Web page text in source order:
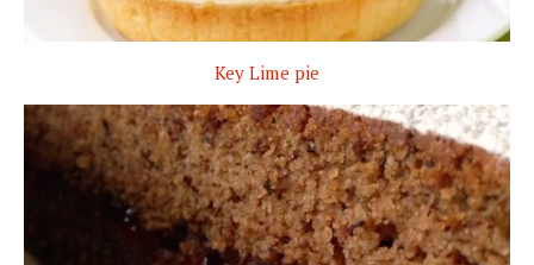
Key Lime pie